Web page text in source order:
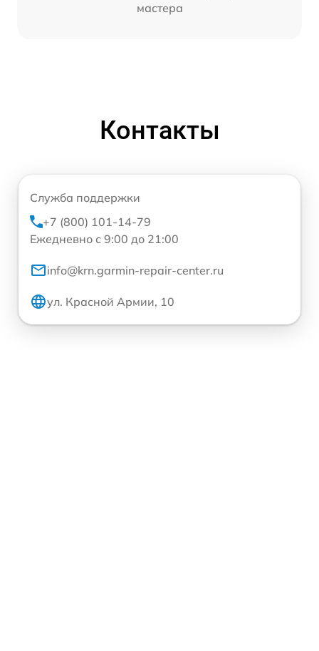
мастера
Контакты
Служба поддержки
+7 (800) 101-14-79
Ежедневно с 9:00 до 21:00
info@krn.garmin-repair-center.ru
ул. Красной Армии, 10